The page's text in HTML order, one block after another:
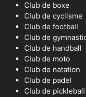
Club de boxe
Club de cyclisme
Club de football
Club de
Club de handball
Club de moto
Club de natation
Club de padel
Club de pickleball